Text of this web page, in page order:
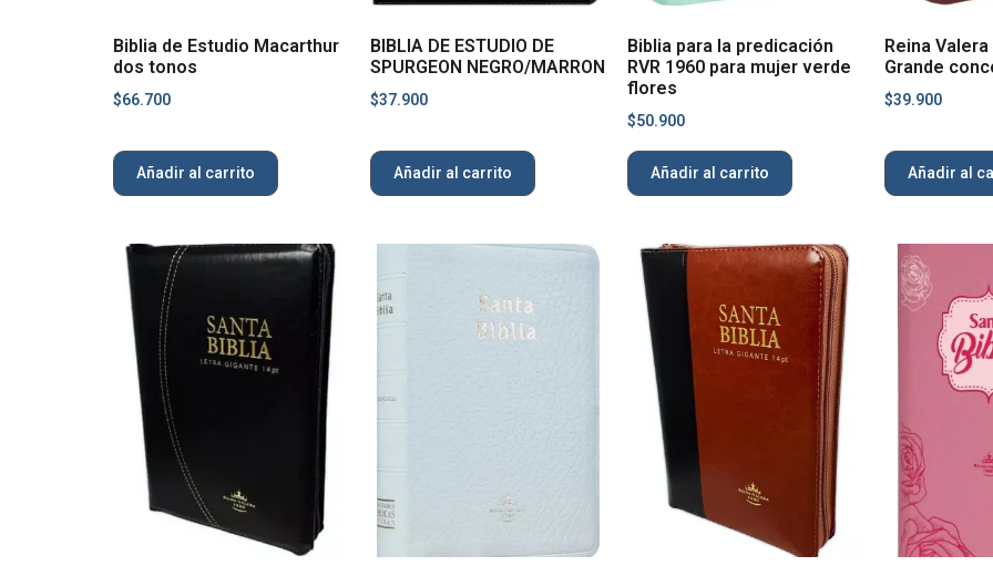
Biblia de Estudio Macarthur
dos tonos
$66.700
Añadir al carrito
BIBLIA DE ESTUDIO DE
SPURGEON NEGRO/MARRON
$37.900
Añadir al carrito
Biblia para la predicación
RVR 1960 para mujer verde
flores
$50.900
Añadir al carrito
Reina
Grande
$39.900
Añadir al